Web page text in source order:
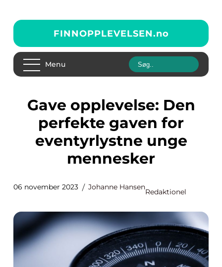
FINNOPPLEVELSEN.no
Menu
Gave opplevelse: Den
perfekte gaven for
eventyrlystne unge
mennesker
06 november 2023 Johanne Hansen
Redaktionel